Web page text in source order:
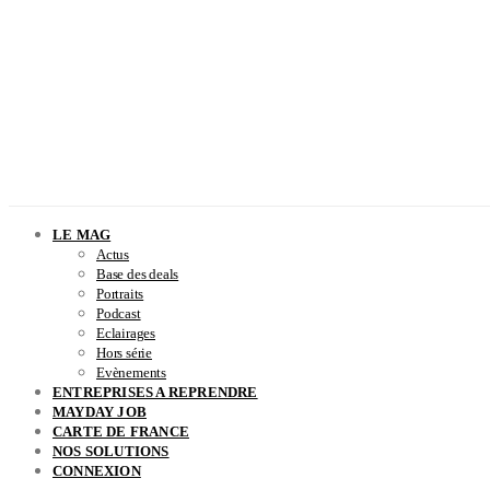
LE MAG
Actus
Base des deals
Portraits
Podcast
Eclairages
Hors série
Evènements
ENTREPRISES A REPRENDRE
MAYDAY JOB
CARTE DE FRANCE
NOS SOLUTIONS
CONNEXION